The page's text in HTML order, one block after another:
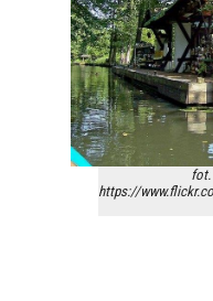
fot.
https://